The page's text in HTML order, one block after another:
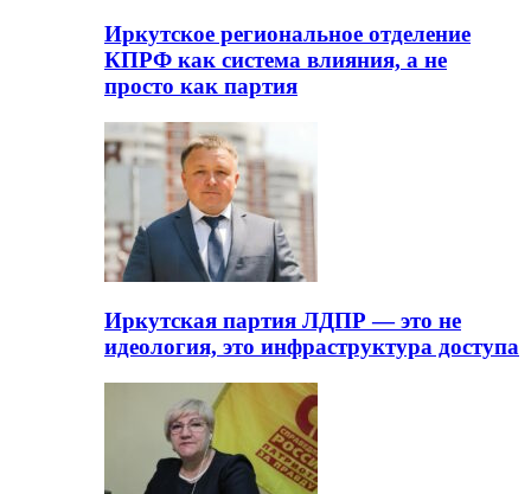
Иркутское региональное отделение
КПРФ как система влияния, а не
просто как партия
Иркутская партия ЛДПР — это не
идеология, это инфраструктура доступа